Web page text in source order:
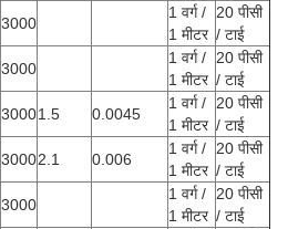
3000
1 वर्ग /
1 मीटर
20 पीसी
/ टाई
3000
1 वर्ग /
1 मीटर
20 पीसी
/ टाई
30001.5 0.0045
1 वर्ग /
1 मीटर
20 पीसी
/ टाई
30002.1 0.006
1 वर्ग /
1 मीटर
20 पीसी
/ टाई
3000
1 वर्ग /
1 मीटर
20 पीसी
/ टाई